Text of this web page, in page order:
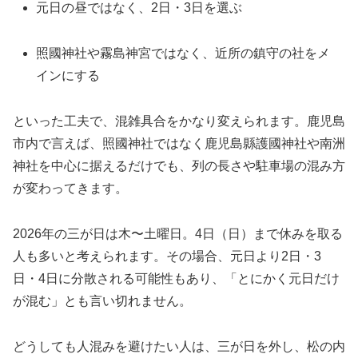
元日の昼ではなく、2日・3日を選ぶ
照國神社や霧島神宮ではなく、近所の鎮守の社をメ
インにする
といった工夫で、混雑具合をかなり変えられます。鹿児島
市内で言えば、照國神社ではなく鹿児島縣護國神社や南洲
神社を中心に据えるだけでも、列の長さや駐車場の混み方
が変わってきます。
2026年の三が日は木〜土曜日。4日（日）まで休みを取る
人も多いと考えられます。その場合、元日より2日・3
日・4日に分散される可能性もあり、「とにかく元日だけ
が混む」とも言い切れません。
どうしても人混みを避けたい人は、三が日を外し、松の内